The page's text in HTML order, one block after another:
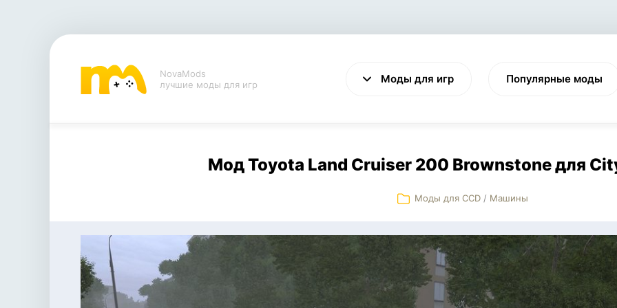
NovaMods
лучшие моды для игр
Моды для игр
VALHEIM CYBERPUNK 2077
Популярные моды
Мод Toyota Land Cruiser 200 Brownstone для
Моды для CCD / Машины